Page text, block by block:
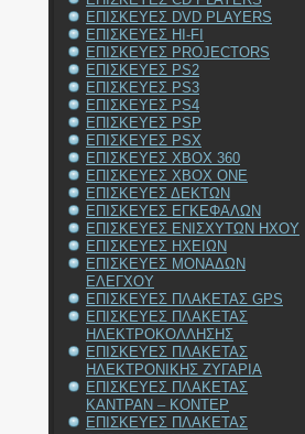
ΕΠΙΣΚΕΥΕΣ DVD PLAYERS
ΕΠΙΣΚΕΥΕΣ HI-FI
ΕΠΙΣΚΕΥΕΣ PROJECTORS
ΕΠΙΣΚΕΥΕΣ PS2
ΕΠΙΣΚΕΥΕΣ PS3
ΕΠΙΣΚΕΥΕΣ PS4
ΕΠΙΣΚΕΥΕΣ PSP
ΕΠΙΣΚΕΥΕΣ PSX
ΕΠΙΣΚΕΥΕΣ XBOX 360
ΕΠΙΣΚΕΥΕΣ XBOX ONE
ΕΠΙΣΚΕΥΕΣ ΔΕΚΤΩΝ
ΕΠΙΣΚΕΥΕΣ ΕΓΚΕΦΑΛΩΝ
ΕΠΙΣΚΕΥΕΣ ΕΝΙΣΧΥΤΩΝ ΗΧΟΥ
ΕΠΙΣΚΕΥΕΣ ΗΧΕΙΩΝ
ΕΠΙΣΚΕΥΕΣ ΜΟΝΑΔΩΝ
ΕΛΕΓΧΟΥ
ΕΠΙΣΚΕΥΕΣ ΠΛΑΚΕΤΑΣ GPS
ΕΠΙΣΚΕΥΕΣ ΠΛΑΚΕΤΑΣ
ΗΛΕΚΤΡΟΚΟΛΛΗΣΗΣ
ΕΠΙΣΚΕΥΕΣ ΠΛΑΚΕΤΑΣ
ΗΛΕΚΤΡΟΝΙΚΗΣ ΖΥΓΑΡΙΑ
ΕΠΙΣΚΕΥΕΣ ΠΛΑΚΕΤΑΣ
ΚΑΝΤΡΑΝ – ΚΟΝΤΕΡ
ΕΠΙΣΚΕΥΕΣ ΠΛΑΚΕΤΑΣ